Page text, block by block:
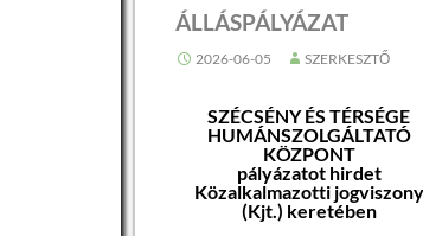
ÁLLÁSPÁLYÁZAT
2026-06-05 SZERKESZTŐ
SZÉCSÉNY ÉS TÉRSÉGE
HUMÁNSZOLGÁLTATÓ
KÖZPONT
pályázatot hirdet
Közalkalmazotti jogviszony
(Kjt.) keretében